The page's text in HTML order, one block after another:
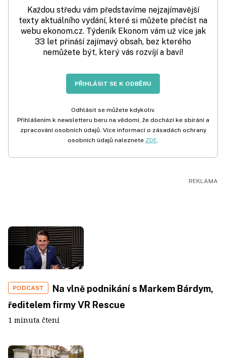
Každou středu vám představíme nejzajímavější
texty aktuálního vydání, které si můžete přečíst na
webu ekonom.cz. Týdeník Ekonom vám už více jak
33 let přináší zajímavý obsah, bez kterého
nemůžete být, který vás rozvíjí a baví!
PŘIHLÁSIT SE K ODBĚRU
Odhlásit se můžete kdykoliv.
Přihlášením k newsletteru beru na vědomí, že dochází ke sbírání a
zpracování osobních údajů. Více informací o zásadách ochrany
osobních údajů naleznete ZDE.
PODCAST
Na vlně podnikání s Markem Bárdym,
ředitelem firmy VR Rescue
1 minuta čtení